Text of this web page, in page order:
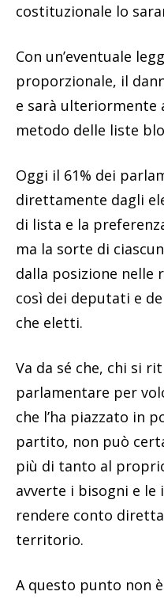
costituzionale lo
Con un’eventuale
proporzionale, il
e sarà ulteriormente
metodo delle liste
Oggi il 61% dei
direttamente dagli
di lista e la
ma la sorte di
dalla posizione nelle
così dei deputati e
che eletti.
Va da sé che, chi si
parlamentare per
che l’ha piazzato in
partito, non può
più di tanto al
avverte i bisogni e le
rendere conto
territorio.
A questo punto non